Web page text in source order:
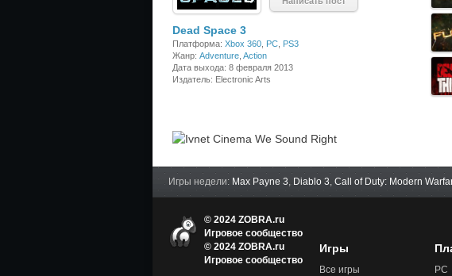
)
Dead Space 3
Платформа: Xbox 360 PC PS3
Жанр: Adventure Action
Дата выхода: 8 февраля 2013
Издатель: Electronic Arts
Игры недели: Max Payne 3, Diablo 3, Call of Duty: Modern
© 2024 ZOBRA.ru
Игровое сообщество
© 2024 ZOBRA.ru
Игровое сообщество
Игры
Все игры
PC